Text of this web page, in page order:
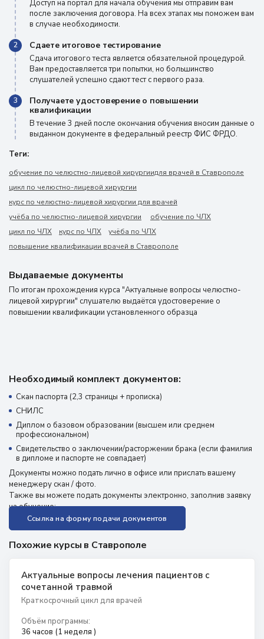
Доступ на портал для начала обучения мы отправим вам
после заключения договора. На всех этапах мы поможем вам
в случае необходимости.
2 Сдаете итоговое тестирование
Сдача итогового теста является обязательной процедурой.
Вам предоставляется три попытки, но большинство
слушателей успешно сдают тест с первого раза.
3
Получаете удостоверение о повышении
квалификации
В течение 3 дней после окончания обучения вносим данные о
выданном документе в федеральный реестр ФИС ФРДО.
Теги:
обучение по челюстно-лицевой хирургиидля врачей в Ставрополе
цикл по челюстно-лицевой хирургии
курс по челюстно-лицевой хирургии для врачей
учёба по челюстно-лицевой хирургии
обучение по ЧЛХ
цикл по ЧЛХ
курс по ЧЛХ
учёба по ЧЛХ
повышение квалификации врачей в Ставрополе
Выдаваемые документы
По итогам прохождения курса "Актуальные вопросы челюстно-
лицевой хирургии" слушателю выдаётся удостоверение о
повышении квалификации установленного образца
Необходимый комплект документов:
Скан паспорта (2,3 страницы + прописка)
СНИЛС
Диплом о базовом образовании (высшем или среднем
профессиональном)
Свидетельство о заключении/расторжении брака (если фамилия
в дипломе и паспорте не совпадает)
Документы можно подать лично в офисе или прислать вашему
менеджеру скан / фото.
Также вы можете подать документы электронно, заполнив заявку
на обучение:
Ссылка на форму подачи документов
Похожие курсы в Ставрополе
Актуальные вопросы лечения пациентов с
сочетанной травмой
Краткосрочный цикл для врачей
Объём программы:
36 часов (1 неделя )